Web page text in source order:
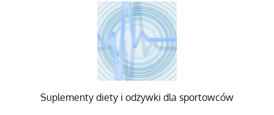
Suplementy diety i odżywki dla sportowców